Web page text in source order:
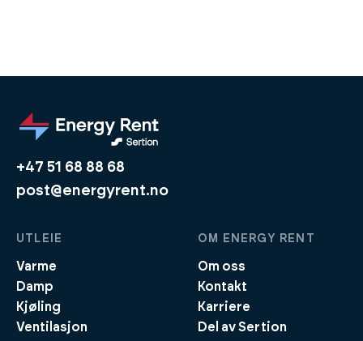
+47 51 68 88 68
post@energyrent.no
UTLEIE
Varme
Damp
Kjøling
Ventilasjon
OM ENERGY RENT
Om oss
Kontakt
Karriere
Del av Sertion